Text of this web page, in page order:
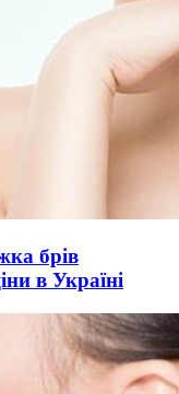
брів
в Україні